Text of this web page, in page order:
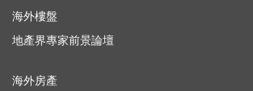
海外樓盤
地產界專家前景論壇
海外房產